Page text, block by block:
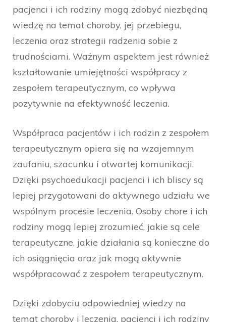
pacjenci i ich rodziny mogą zdobyć niezbędną
wiedzę na temat choroby, jej przebiegu,
leczenia oraz strategii radzenia sobie z
trudnościami. Ważnym aspektem jest również
kształtowanie umiejętności współpracy z
zespołem terapeutycznym, co wpływa
pozytywnie na efektywność leczenia.
Współpraca pacjentów i ich rodzin z zespołem
terapeutycznym opiera się na wzajemnym
zaufaniu, szacunku i otwartej komunikacji.
Dzięki psychoedukacji pacjenci i ich bliscy są
lepiej przygotowani do aktywnego udziału we
wspólnym procesie leczenia. Osoby chore i ich
rodziny mogą lepiej zrozumieć, jakie są cele
terapeutyczne, jakie działania są konieczne do
ich osiągnięcia oraz jak mogą aktywnie
współpracować z zespołem terapeutycznym.
Dzięki zdobyciu odpowiedniej wiedzy na
temat choroby i leczenia, pacjenci i ich rodziny